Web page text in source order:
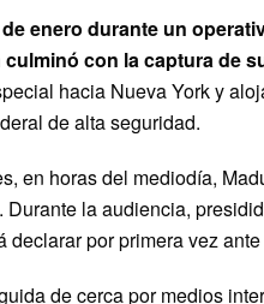
enero durante un
con la captura de
hacia Nueva York y
de alta seguridad.
en horas del mediodía,
Durante la audiencia,
declarar por primera vez
de cerca por medios